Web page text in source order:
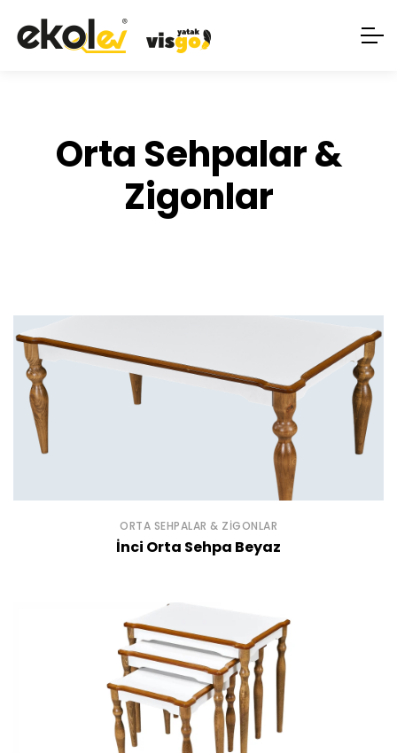
Orta Sehpalar &
Zigonlar
ORTA SEHPALAR & ZIGONLAR
İnci Orta Sehpa Beyaz